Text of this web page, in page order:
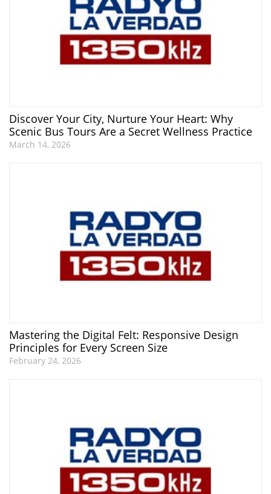
Discover Your City, Nurture Your Heart: Why
Scenic Bus Tours Are a Secret Wellness Practice
March 14, 2026
Mastering the Digital Felt: Responsive Design
Principles for Every Screen Size
February 24, 2026